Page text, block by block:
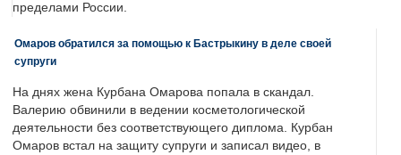
пределами России.
Омаров обратился за помощью к Бастрыкину в деле своей
супруги
На днях жена Курбана Омарова попала в скандал.
Валерию обвинили в ведении косметологической
деятельности без соответствующего диплома. Курбан
Омаров встал на защиту супруги и записал видео, в